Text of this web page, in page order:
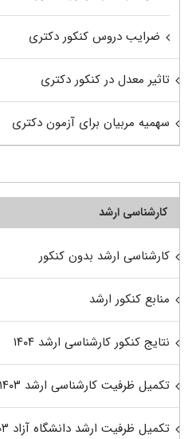
ضرایب دروس کنکور دکتری
تاثیر معدل در کنکور دکتری
سهمیه مربیان برای آزمون دکتری
کارشناسی ارشد
کارشناسی ارشد بدون کنکور
منابع کنکور ارشد
نتایج کنکور کارشناسی ارشد ۱۴۰۴
تکمیل ظرفیت کارشناسی ارشد ۱۴۰۳
تکمیل ظرفیت ارشد دانشگاه آزاد ۱۴۰۳